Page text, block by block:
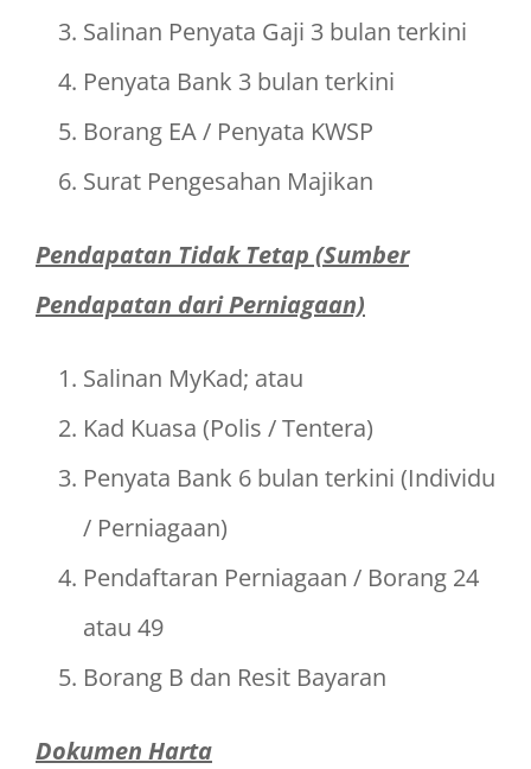
Salinan Penyata Gaji 3 bulan terkini
Penyata Bank 3 bulan terkini
Borang EA / Penyata KWSP
Surat Pengesahan Majikan
Pendapatan Tidak Tetap (Sumber
Pendapatan dari Perniagaan)
Salinan MyKad; atau
Kad Kuasa (Polis / Tentera)
Penyata Bank 6 bulan terkini (Individu
/ Perniagaan)
Pendaftaran Perniagaan / Borang 24
atau 49
Borang B dan Resit Bayaran
Dokumen Harta